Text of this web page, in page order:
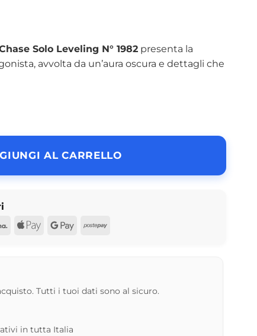
Solo Leveling N° 1982 presenta la
avvolta da un’aura oscura e dettagli che
AL CARRELLO
Klarna Apple GooglePostepay
Tutti i tuoi dati sono al sicuro.
in tutta Italia